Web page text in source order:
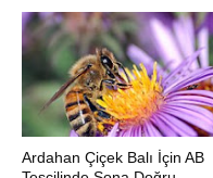
Ardahan Çiçek Balı İçin AB